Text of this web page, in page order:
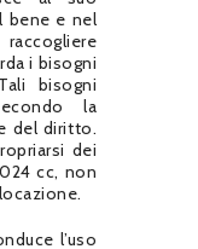
bene e nel
i bisogni
bisogni
la
del diritto.
dei
cc, non
l’uso